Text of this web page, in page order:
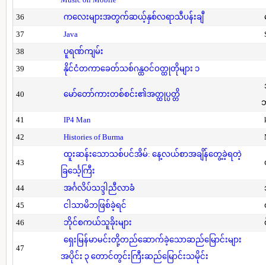
36 ကလေးများအတွက်ဆယ့်နှစ်လရာသီပန်းချီ
37
Java
38
ပူရဏ်ကျမ်း
39
နိုင်ငံတကာခေတ်သစ်ဂန္ထဝင်ဝတ္ထုတိုများ ၁
40 မော်တော်ကားတစ်စင်း၏အတ္ထုပ္ပတ္တိ
41
IP4 Man
42
Histories of Burma
43
ထူးဆန်းသောသစ်ပင်အိမ်: နေ့လယ်စာအချိန်တွေ့ခဲ့ရတဲ့
ခြင်္သေ့ကြီး
44 အင်္ဂလိပ်သဒ္ဒါညီလာခံ
45
ငါသာမိဘဖြစ်ခဲ့ရင်
46
ဘိုင်စကယ်သူခိုးများ
47
ရှေးမြန်မာမင်းတို့တည်ဆောက်ခဲ့သောဆည်မြောင်းများ
အပိုင်း ၃ တောင်တွင်းကြီးဆည်မြောင်းသမိုင်း